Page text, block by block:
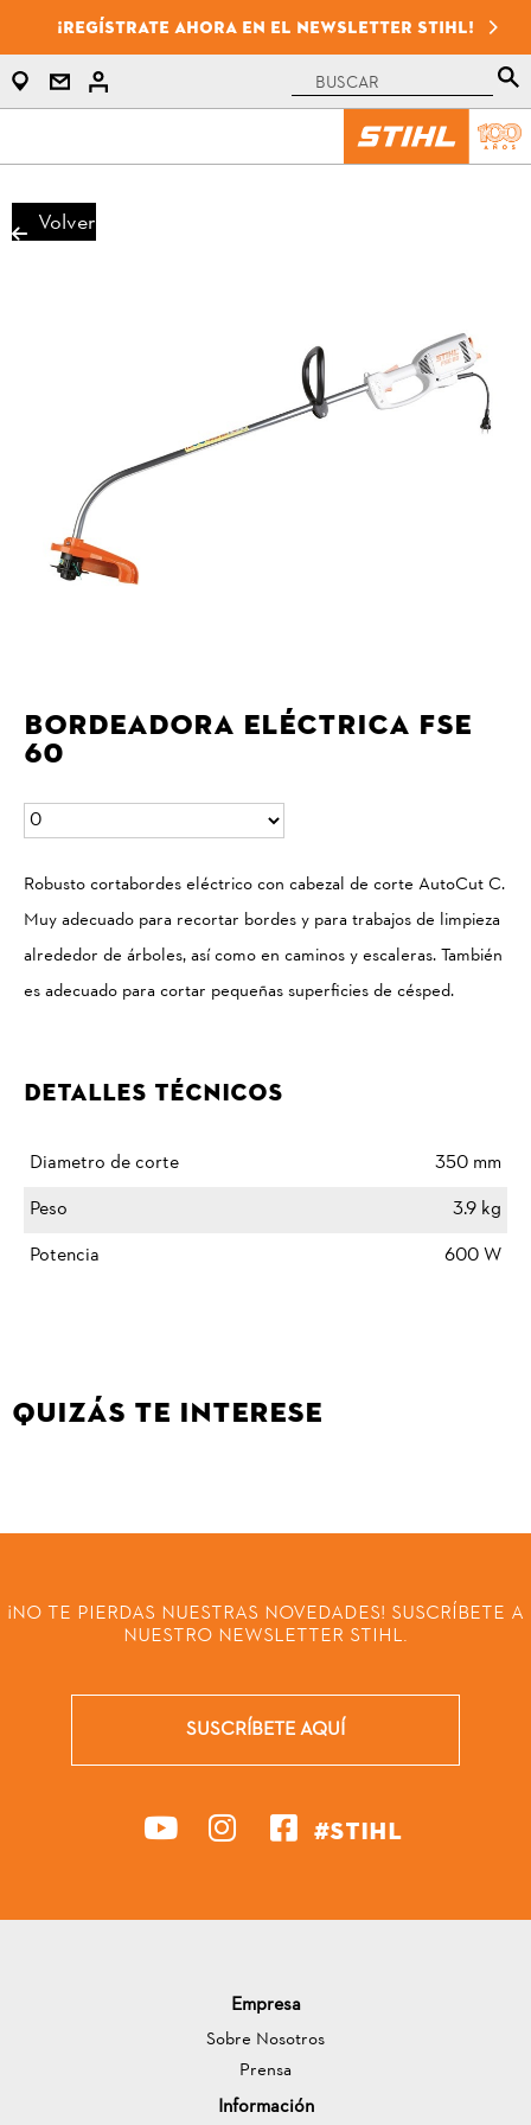
¡Regístrate ahora en el newsletter STIHL!
Volver
Bordeadora Eléctrica FSE
60
Robusto cortabordes eléctrico con cabezal de corte AutoCut C.
Muy adecuado para recortar bordes y para trabajos de limpieza
alrededor de árboles, así como en caminos y escaleras. También
es adecuado para cortar pequeñas superficies de césped.
Detalles Técnicos
Diametro de corte
350 mm
Peso
3.9 kg
Potencia
600 W
QUIZÁS TE INTERESE
¡NO TE PIERDAS NUESTRAS NOVEDADES! SUSCRÍBETE A
NUESTRO NEWSLETTER STIHL.
SUSCRÍBETE AQUÍ
#STIHL
Empresa
Sobre Nosotros
Prensa
Información